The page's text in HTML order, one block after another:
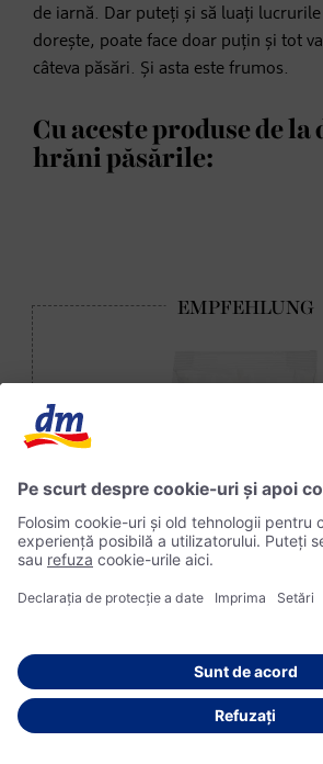
de iarnă. Dar puteți și să luați
dorește, poate face doar puțin și tot
câteva păsări. Și asta este frumos.
Cu aceste produse de
hrăni păsările:
dmBio Fulgi de ovăz, 1 Kg |